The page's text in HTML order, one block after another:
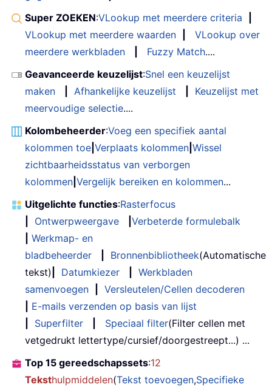
Super ZOEKEN:VLookup met meerdere criteria
VLookup met meerdere waarden
VLookup over
meerdere werkbladen
Fuzzy Match....
Geavanceerde keuzelijst:Snel een keuzelijst
maken
Afhankelijke keuzelijst
Keuzelijst met
meervoudige selectie....
Kolombeheerder:Voeg een specifiek aantal
kolommen toe Verplaats kolommen Wissel
zichtbaarheidsstatus van verborgen
kolommen Vergelijk bereiken en kolommen...
Uitgelichte functies:Rasterfocus
Ontwerpweergave
Verbeterde formulebalk
Werkmap- en
bladbeheerder
Bronnenbibliotheek(Automatische
tekst)
Datumkiezer
Werkbladen
samenvoegen
Versleutelen/Cellen decoderen
E-mails verzenden op basis van lijst
Superfilter Speciaal filter(Filter cellen met
vetgedrukt lettertype/cursief/doorgestreept...) ...
Top 15 gereedschapssets:12
Teksthulpmiddelen(Tekst toevoegen,Specifieke